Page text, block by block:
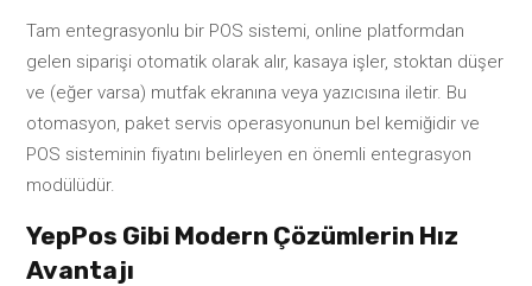
Tam entegrasyonlu bir POS sistemi, online platformdan
gelen siparişi otomatik olarak alır, kasaya işler, stoktan düşer
ve (eğer varsa) mutfak ekranına veya yazıcısına iletir. Bu
otomasyon, paket servis operasyonunun bel kemiğidir ve
POS sisteminin fiyatını belirleyen en önemli entegrasyon
modülüdür.
YepPos Gibi Modern Çözümlerin Hız
Avantajı